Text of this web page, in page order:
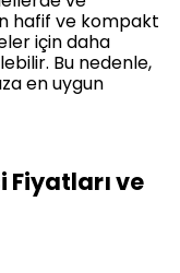
hafif ve kompakt
için daha
Bu nedenle,
en uygun
Fiyatları ve